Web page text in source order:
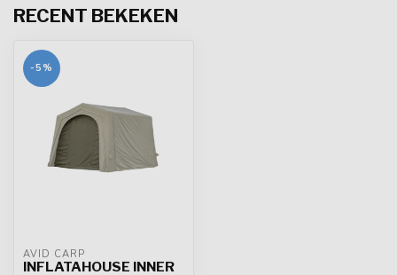
RECENT BEKEKEN
-5%
AVID CARP
INFLATAHOUSE INNER